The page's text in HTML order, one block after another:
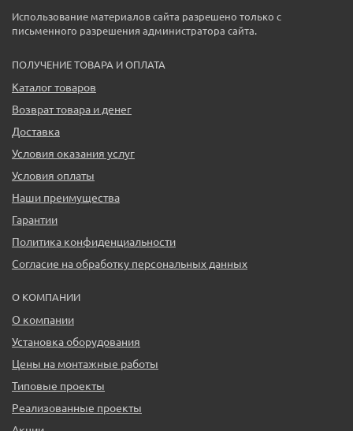
Использование материалов сайта разрешено только с
письменного разрешения администратора сайта.
ПОЛУЧЕНИЕ ТОВАРА И ОПЛАТА
Каталог товаров
Возврат товара и денег
Доставка
Условия оказания услуг
Условия оплаты
Наши преимущества
Гарантии
Политика конфиденциальности
Согласие на обработку персональных данных
О КОМПАНИИ
О компании
Установка оборудования
Цены на монтажные работы
Типовые проекты
Реализованные проекты